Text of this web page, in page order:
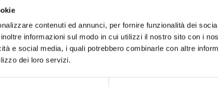
contenuti ed annunci, per fornire funzionalità dei
informazioni sul modo in cui utilizzi il nostro sito con i
e social media, i quali potrebbero combinarle con altre
dei loro servizi.
DI
With our
land into
interpret
grape